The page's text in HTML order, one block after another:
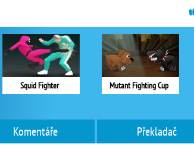
Squid Fighter Mutant Fighting Cup
Komentáře Překladač